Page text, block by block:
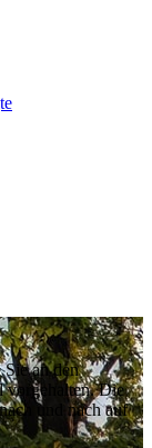
an den
vorgehalten. Die
und nach auf